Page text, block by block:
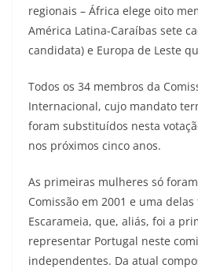
regionais – África elege oito
América Latina-Caraíbas sete
candidata) e Europa de Leste
Todos os 34 membros da
Internacional, cujo mandato
foram substituídos nesta
nos próximos cinco anos.
As primeiras mulheres só
Comissão em 2001 e uma
Escarameia, que, aliás, foi a
representar Portugal neste
independentes. Da atual